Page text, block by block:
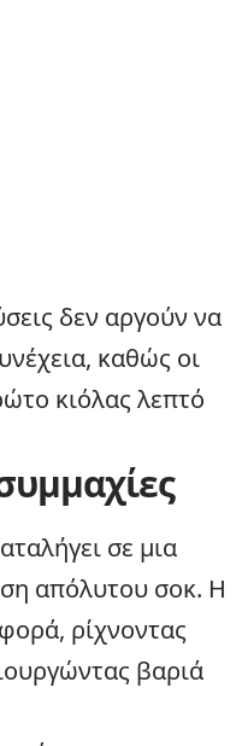
δεν αργούν να
καθώς οι
κιόλας λεπτό
σε μια
απόλυτου σοκ. Η
ρίχνοντας
βαριά